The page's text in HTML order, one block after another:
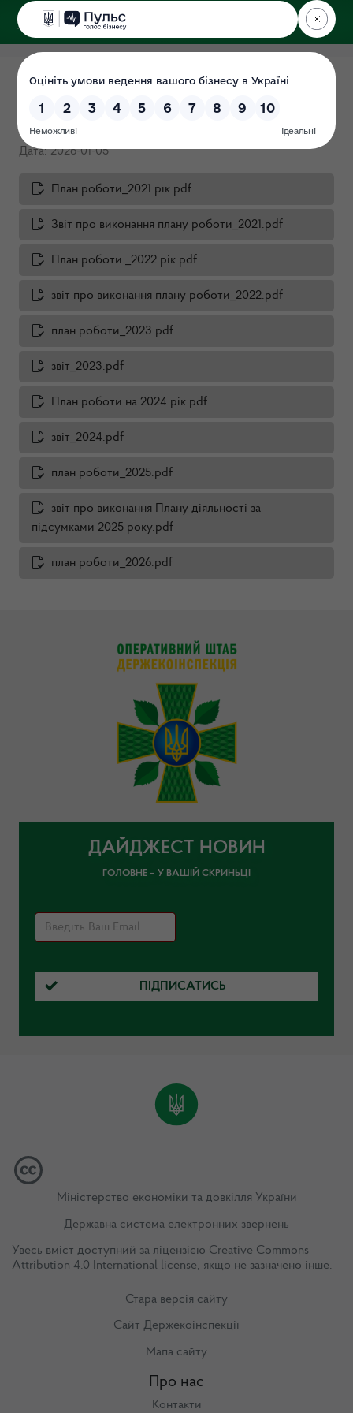
ДЕРЖЕКОІНСПЕКЦІЯ
у Львівській області
Пріоритетні напрямки
роботи
Дата: 2026-01-05
План роботи_2021 рік.pdf
Звіт про виконання плану роботи_2021.pdf
План роботи _2022 рік.pdf
звіт про виконання плану роботи_2022.pdf
план роботи_2023.pdf
звіт_2023.pdf
План роботи на 2024 рік.pdf
звіт_2024.pdf
план роботи_2025.pdf
звіт про виконання Плану діяльності за
підсумками 2025 року.pdf
план роботи_2026.pdf
ДАЙДЖЕСТ НОВИН
ГОЛОВНЕ – У ВАШІЙ СКРИНЬЦІ
ПІДПИСАТИСЬ
Міністерство економіки та довкілля України
Державна система електронних звернень
Увесь вміст доступний за ліцензією Creative Commons
Attribution 4.0 International license, якщо не зазначено інше.
Стара версія сайту
Сайт Держекоінспекції
Мапа сайту
Про нас
Контакти